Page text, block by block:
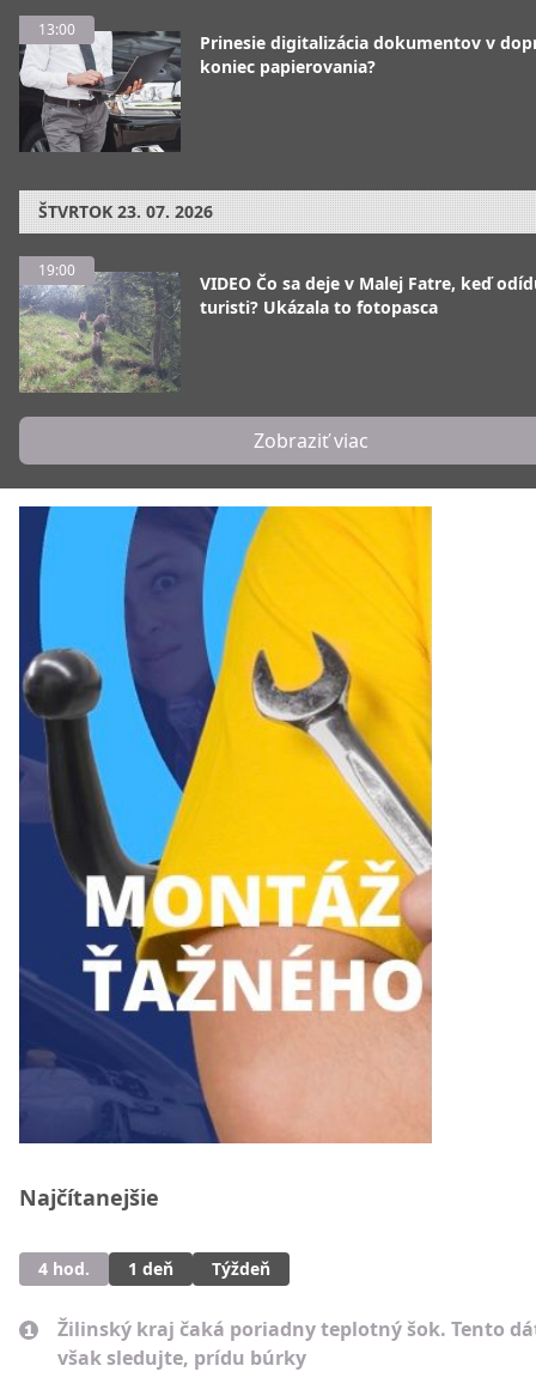
13:00
Prinesie digitalizácia dokumentov v
koniec papierovania?
ŠTVRTOK 23. 07. 2026
19:00
VIDEO Čo sa deje v Malej Fatre, keď
turisti? Ukázala to fotopasca
Zobraziť viac
Najčítanejšie
4 hod. 1 deň Týždeň
Žilinský kraj čaká poriadny teplotný šok. Tento
však sledujte, prídu búrky